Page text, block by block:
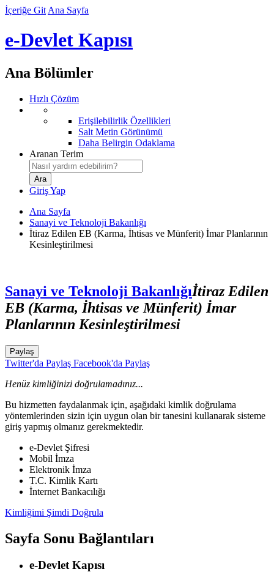
İçeriğe Git Ana Sayfa
e-Devlet Kapısı
Ana Bölümler
Hızlı Çözüm
Erişilebilirlik Özellikleri
Salt Metin Görünümü
Daha Belirgin Odaklama
Aranan Terim
Giriş Yap
Ana Sayfa
Sanayi ve Teknoloji Bakanlığı
İtiraz Edilen EB (Karma, İhtisas ve Münferit) İmar Planlarının
Kesinleştirilmesi
Sanayi ve Teknoloji Bakanlığıİtiraz Edilen
EB (Karma, İhtisas ve Münferit) İmar
Planlarının Kesinleştirilmesi
Paylaş
Twitter'da Paylaş Facebook'da Paylaş
Henüz kimliğinizi doğrulamadınız...
Bu hizmetten faydalanmak için, aşağıdaki kimlik doğrulama
yöntemlerinden sizin için uygun olan bir tanesini kullanarak sisteme
giriş yapmış olmanız gerekmektedir.
e-Devlet Şifresi
Mobil İmza
Elektronik İmza
T.C. Kimlik Kartı
İnternet Bankacılığı
Kimliğimi Şimdi Doğrula
Sayfa Sonu Bağlantıları
e-Devlet Kapısı